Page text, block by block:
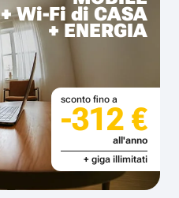
+ Wi-Fi di CASA
+ ENERGIA
sconto fino a
-312 €
all'anno
+ giga illimitati